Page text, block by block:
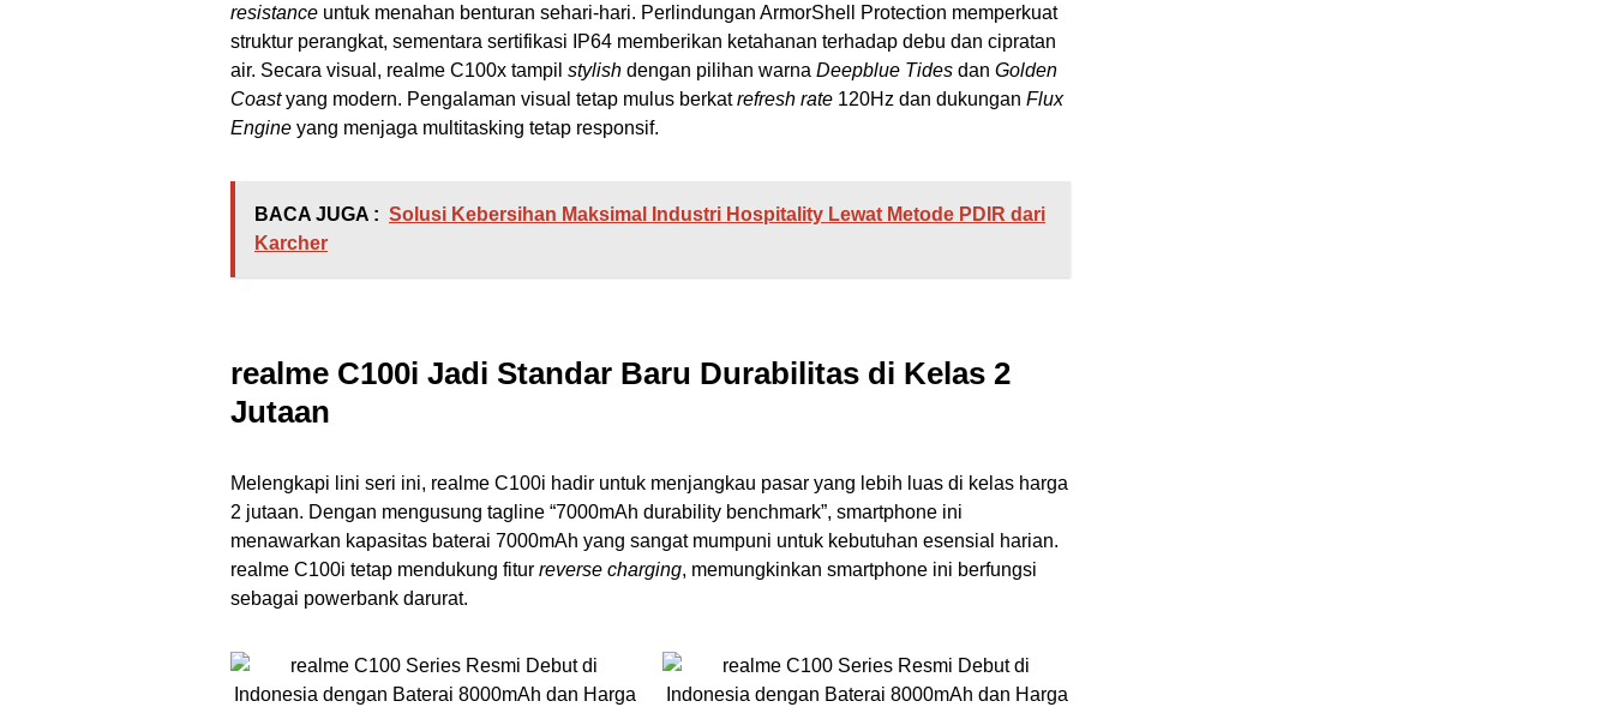
resistance untuk menahan benturan sehari-hari. Perlindungan ArmorShell Protection memperkuat
struktur perangkat, sementara sertifikasi IP64 memberikan ketahanan terhadap debu dan cipratan
air. Secara visual, realme C100x tampil stylish dengan pilihan warna Deepblue Tides dan Golden
Coastyang modern. Pengalaman visual tetap mulus berkatrefresh rate 120Hz dan dukungan Flux
Engine yang menjaga multitasking tetap responsif.
BACA JUGA : Solusi Kebersihan Maksimal Industri Hospitality Lewat Metode PDIR dari
Karcher
realme C100i Jadi Standar Baru Durabilitas di Kelas 2
Jutaan
Melengkapi lini seri ini, realme C100i hadir untuk menjangkau pasar yang lebih luas di kelas harga
2 jutaan. Dengan mengusung tagline “7000mAh durability benchmark”, smartphone ini
menawarkan kapasitas baterai 7000mAh yang sangat mumpuni untuk kebutuhan esensial harian.
realme C100i tetap mendukung fitur reverse charging, memungkinkan smartphone ini berfungsi
sebagai powerbank darurat.